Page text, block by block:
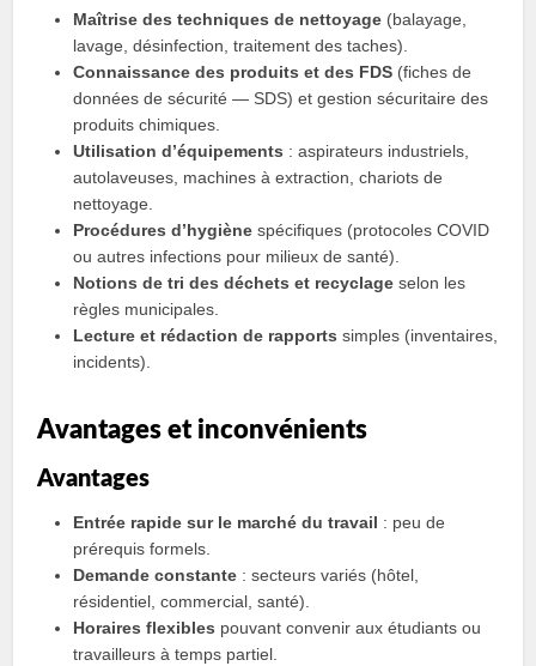
Maîtrise des techniques de nettoyage (balayage,
lavage, désinfection, traitement des taches).
Connaissance des produits et des FDS (fiches de
données de sécurité — SDS) et gestion sécuritaire des
produits chimiques.
Utilisation d’équipements : aspirateurs industriels,
autolaveuses, machines à extraction, chariots de
nettoyage.
Procédures d’hygiène spécifiques (protocoles COVID
ou autres infections pour milieux de santé).
Notions de tri des déchets et recyclage selon les
règles municipales.
Lecture et rédaction de rapports simples (inventaires,
incidents).
Avantages et inconvénients
Avantages
Entrée rapide sur le marché du travail : peu de
prérequis formels.
Demande constante : secteurs variés (hôtel,
résidentiel, commercial, santé).
Horaires flexibles pouvant convenir aux étudiants ou
travailleurs à temps partiel.